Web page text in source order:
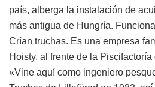
país, alberga la instalación de
más antigua de Hungría.
Crían truchas. Es una empresa
Hoisty, al frente de la
«Vine aquí como ingeniero